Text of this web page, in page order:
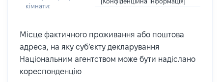
кімнати:
Місце фактичного проживання або поштова
адреса, на яку суб’єкту декларування
Національним агентством може бути надіслано
кореспонденцію